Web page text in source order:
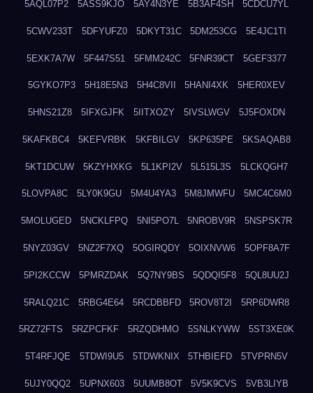
5AQL07P2 5ASS9KJO 5AY4N3YE 5B3AF4SH 5CDCU7YL
5CWV233T 5DFYUFZ0 5DKYT31C 5DM253CG 5E4JC1TI
5EXK7A7W 5F447S51 5FMM242C 5FNR39CT 5GEF3377
5GYKO7P3 5H18E5N3 5H4C8VII 5HANI4XK 5HER0XEV
5HNS21Z8 5IFXGJFK 5IITXOZY 5IVSLWGV 5J5FOXDN
5KAFKBC4 5KEFVRBK 5KFBILGV 5KP635PE 5KSAQAB8
5KT1DCUW 5KZYHXKG 5L1KPI2V 5L515L3S 5LCKQGH7
5LOVPA8C 5LY0K9GU 5M4U4YA3 5M8JMWFU 5MC4C6M0
5MOLUGED 5NCKLFPQ 5NI5PO7L 5NROBV9R 5NSPSK7R
5NYZ03GV 5NZ2F7XQ 5OGIRQDY 5OIXNVW6 5OPF8A7F
5PI2KCCW 5PMRZDAK 5Q7NY9BS 5QDQI5F8 5QL8UU2J
5RALQ21C 5RBG4E64 5RCDBBFD 5ROV8T2I 5RP6DWR8
5RZ72FTS 5RZPCFKF 5RZQDHMO 5SNLKYWW 5ST3XE0K
5T4RFJQE 5TDWI9U5 5TDWKNIX 5THBIEFD 5TVPRN5V
5UJY0QQ2 5UPNX603 5UUMB8OT 5V5K9CVS 5VB3LIYB